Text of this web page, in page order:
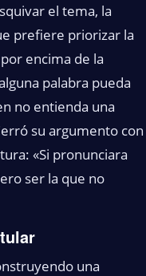
el tema, la
prefiere priorizar la
por encima de la
palabra pueda
no entienda una
su argumento con
«Si pronunciara
ser la que no
una